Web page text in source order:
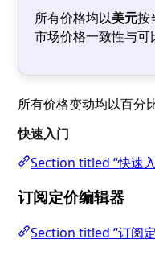
所有价格均以美元按
市场价格一致性与可
所有价格变动均以百分
快速入门
Section titled “快速
订阅定价编辑器
Section titled “订阅